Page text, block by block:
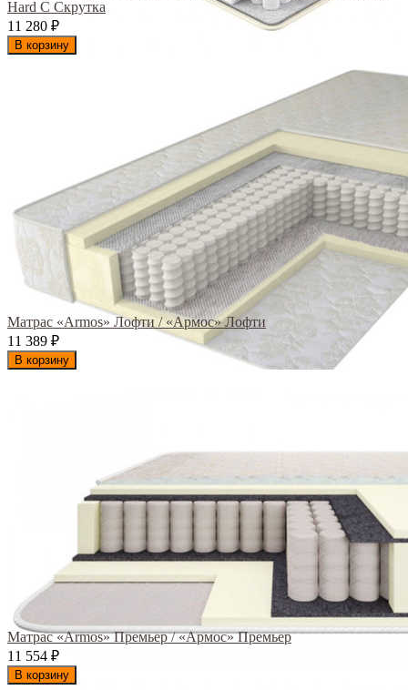
Hard С Скрутка
11 280 ₽
В корзину
Матрас «Armos» Лофти / «Армос» Лофти
11 389 ₽
В корзину
Матрас «Armos» Премьер / «Армос» Премьер
11 554 ₽
В корзину